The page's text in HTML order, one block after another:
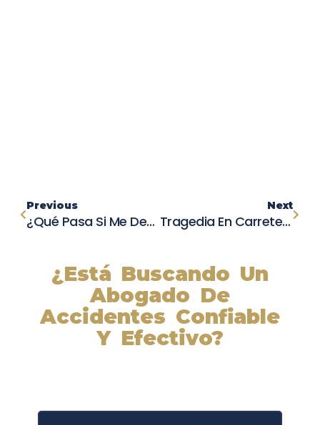
Previous
¿Qué Pasa Si Me Declaro Culpable En Un Accidente?
Next
Tragedia En Carretera 680: Detenido Por Accidente Que Cobró La Vida De Una Niña En Concord
¿Está Buscando Un
Abogado De
Accidentes Confiable
Y Efectivo?